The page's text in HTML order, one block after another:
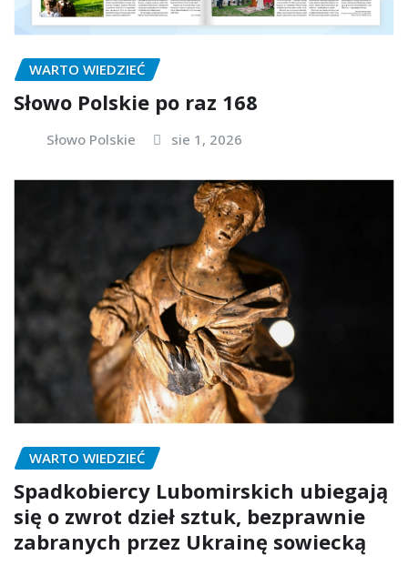
WARTO WIEDZIEĆ
Słowo Polskie po raz 168
Słowo Polskie sie 1, 2026
WARTO WIEDZIEĆ
Spadkobiercy Lubomirskich ubiegają
się o zwrot dzieł sztuk, bezprawnie
zabranych przez Ukrainę sowiecką